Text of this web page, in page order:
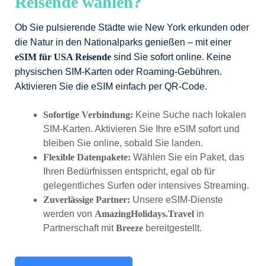
Ob Sie pulsierende Städte wie New York erkunden oder
die Natur in den Nationalparks genießen – mit einer
eSIM für USA Reisende sind Sie sofort online. Keine
physischen SIM-Karten oder Roaming-Gebühren.
Aktivieren Sie die eSIM einfach per QR-Code.
Sofortige Verbindung: Keine Suche nach lokalen
SIM-Karten. Aktivieren Sie Ihre eSIM sofort und
bleiben Sie online, sobald Sie landen.
Flexible Datenpakete: Wählen Sie ein Paket, das
Ihren Bedürfnissen entspricht, egal ob für
gelegentliches Surfen oder intensives Streaming.
Zuverlässige Partner: Unsere eSIM-Dienste
werden von AmazingHolidays.Travel in
Partnerschaft mitBreeze bereitgestellt.